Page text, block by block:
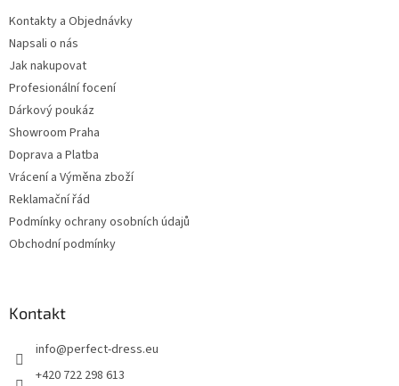
Kontakty a Objednávky
Napsali o nás
Jak nakupovat
Profesionální focení
Dárkový poukáz
Showroom Praha
Doprava a Platba
Vrácení a Výměna zboží
Reklamační řád
Podmínky ochrany osobních údajů
Obchodní podmínky
Kontakt
info@perfect-dress.eu
+420 722 298 613